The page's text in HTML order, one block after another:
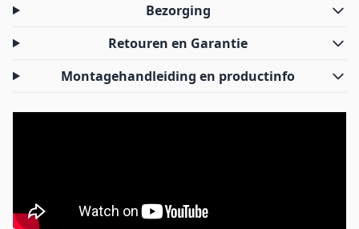
Bezorging
Retouren en Garantie
Montagehandleiding en productinfo